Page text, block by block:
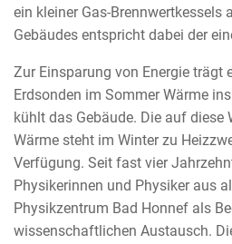
ein kleiner Gas-Brennwertkessels
Gebäudes entspricht dabei der
Zur Einsparung von Energie trägt
Erdsonden im Sommer Wärme
kühlt das Gebäude. Die auf diese
Wärme steht im Winter zu
Verfügung. Seit fast vier
Physikerinnen und Physiker aus
Physikzentrum Bad Honnef als
wissenschaftlichen Austausch.